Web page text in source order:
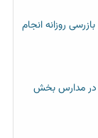
روزانه انجام
در مدارس بخش